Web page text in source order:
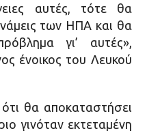
αυτές, τότε θα
των ΗΠΑ και θα
γι’ αυτές»,
ένοικος του Λευκού
θα αποκαταστήσει
γινόταν εκτεταμένη